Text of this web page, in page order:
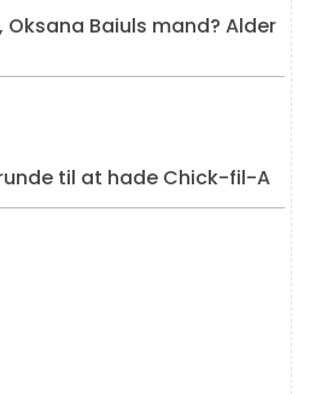
Oksana Baiuls mand? Alder
til at hade Chick-fil-A